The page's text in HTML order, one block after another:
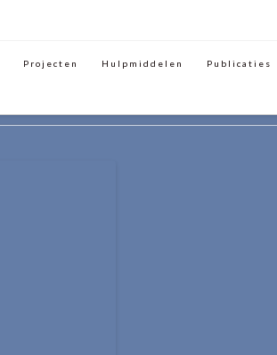
Projecten Hulpmiddelen Publicaties